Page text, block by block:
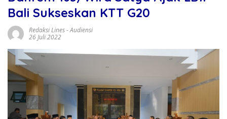
Bali Sukseskan KTT G20
Redaksi Lines-Audiensi
26 Juli 2022